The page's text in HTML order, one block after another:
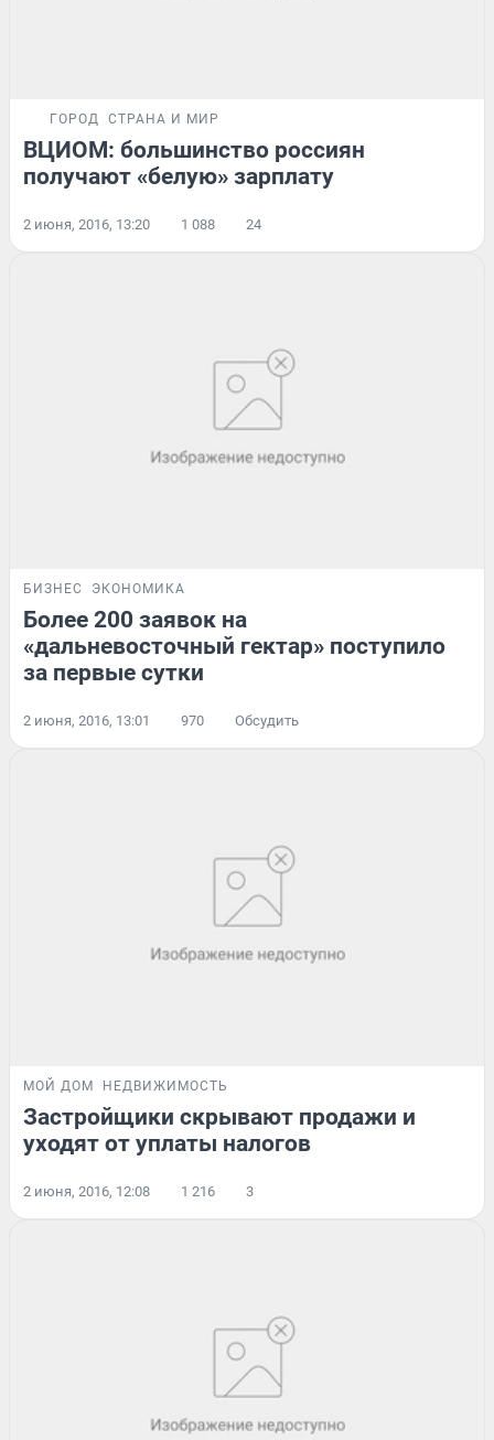
ГОРОД СТРАНА И МИР
ВЦИОМ: большинство россиян
получают «белую» зарплату
2 июня, 2016, 13:20 1 088 24
БИЗНЕС ЭКОНОМИКА
Более 200 заявок на
«дальневосточный гектар» поступило
за первые сутки
2 июня, 2016, 13:01 970 Обсудить
МОЙ ДОМ НЕДВИЖИМОСТЬ
Застройщики скрывают продажи и
уходят от уплаты налогов
2 июня, 2016, 12:08 1 216 3